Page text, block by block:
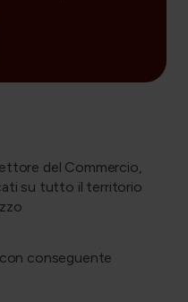
del Commercio,
su tutto il territorio
conseguente